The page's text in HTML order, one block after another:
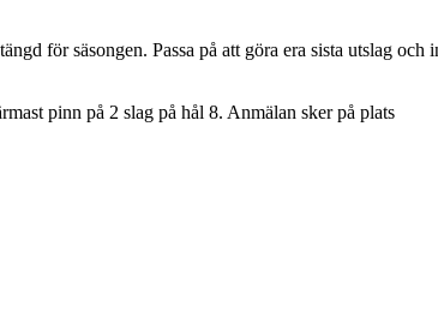
för säsongen. Passa på att göra era sista utslag
pinn på 2 slag på hål 8. Anmälan sker på plats